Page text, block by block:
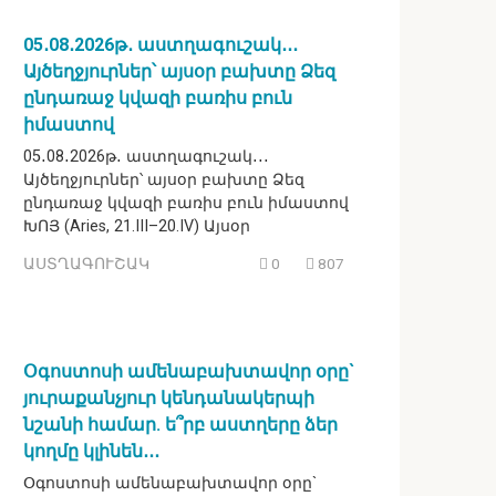
05․08․2026թ․ աստղագուշակ․․․
Այծեղջյուրներ՝ այսօր բախտը Ձեզ
ընդառաջ կվազի բառիս բուն
իմաստով
05․08․2026թ․ աստղագուշակ․․․
Այծեղջյուրներ՝ այսօր բախտը Ձեզ
ընդառաջ կվազի բառիս բուն իմաստով
ԽՈՅ (Aries, 21.III–20.IV) Այսօր
ԱՍՏՂԱԳՈՒՇԱԿ 0 807
Օգոստոսի ամենաբախտավոր օրը`
յուրաքանչյուր կենդանակերպի
նշանի համար. ե՞րբ աստղերը ձեր
կողմը կլինեն․․․
Օգոստոսի ամենաբախտավոր օրը`